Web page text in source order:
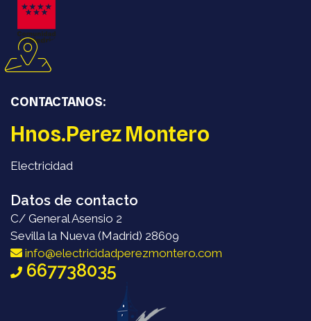
CONTACTANOS:
Hnos.Perez Montero
Electricidad
Datos de contacto
C/ General Asensio 2
Sevilla la Nueva (Madrid) 28609
info@electricidadperezmontero.com
667738035